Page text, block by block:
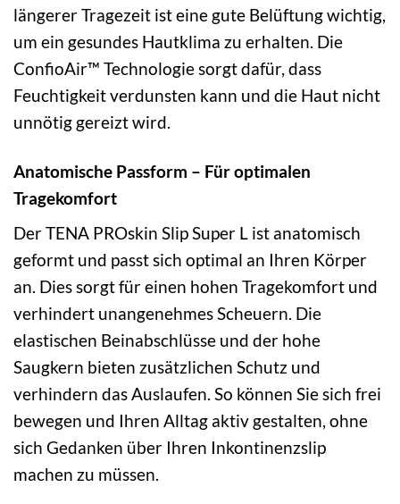
längerer Tragezeit ist eine gute Belüftung wichtig,
um ein gesundes Hautklima zu erhalten. Die
ConfioAir™ Technologie sorgt dafür, dass
Feuchtigkeit verdunsten kann und die Haut nicht
unnötig gereizt wird.
Anatomische Passform – Für optimalen
Tragekomfort
Der TENA PROskin Slip Super L ist anatomisch
geformt und passt sich optimal an Ihren Körper
an. Dies sorgt für einen hohen Tragekomfort und
verhindert unangenehmes Scheuern. Die
elastischen Beinabschlüsse und der hohe
Saugkern bieten zusätzlichen Schutz und
verhindern das Auslaufen. So können Sie sich frei
bewegen und Ihren Alltag aktiv gestalten, ohne
sich Gedanken über Ihren Inkontinenzslip
machen zu müssen.